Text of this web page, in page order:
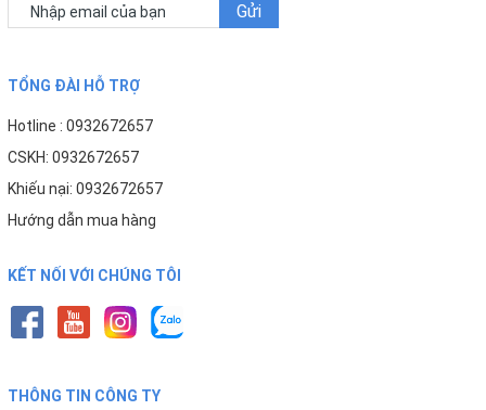
Gửi
TỔNG ĐÀI HỖ TRỢ
Hotline : 0932672657
CSKH: 0932672657
Khiếu nại: 0932672657
Hướng dẫn mua hàng
KẾT NỐI VỚI CHÚNG TÔI
THÔNG TIN CÔNG TY